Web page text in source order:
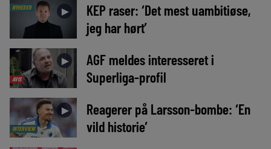
NYHEDER ►
KEP raser: ‘Det mest uambitiøse,
jeg har hørt’
AVIS
►
AGF meldes interesseret i
Superliga-profil
INTERVIEW
►
Reagerer på Larsson-bombe: ‘En
vild historie’